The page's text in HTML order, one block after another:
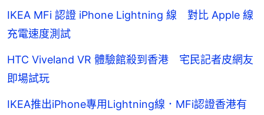
IKEA MFi 認證 iPhone Lightning 線 對比 Apple 線
充電速度測試
HTC Viveland VR 體驗館殺到香港 宅民記者皮網友
即場試玩
IKEA推出iPhone專用Lightning線．MFi認證香港有